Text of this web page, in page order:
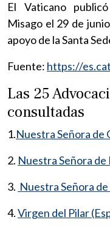
El Vaticano
Misago el 29 de
apoyo de la Santa
Fuente: https://
Las 25
consultadas
1.Nuestra Señora de
2. Nuestra Señora
3. Nuestra Señora
4.Virgen del Pilar